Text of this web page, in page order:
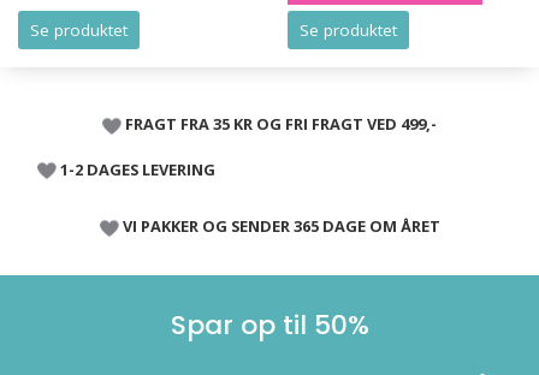
Se produktet Se produktet
FRAGT FRA 35 KR OG FRI FRAGT VED 499,-
1-2 DAGES LEVERING
VI PAKKER OG SENDER 365 DAGE OM ÅRET
Spar op til 50%